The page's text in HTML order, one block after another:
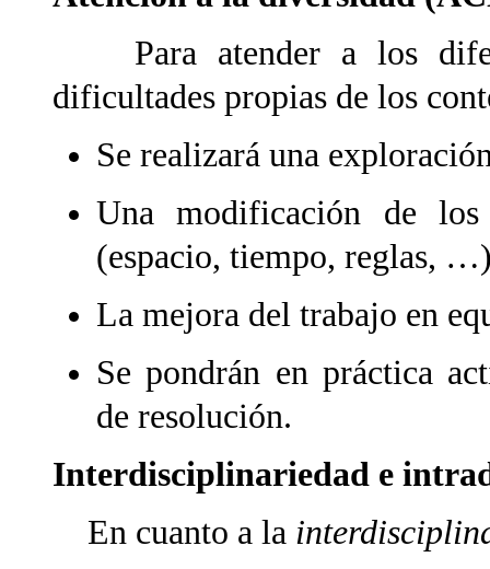
Para atender a los
dificultades propias de los
Se realizará una
Una modificación de los
(espacio, tiempo, reglas,
La mejora del trabajo en
Se pondrán en práctica
de resolución.
Interdisciplinariedad e
En cuanto a la